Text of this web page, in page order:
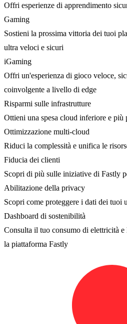
Offri esperienze di apprendimento
Gaming
Sostieni la prossima vittoria dei tuoi
ultra veloci e sicuri
iGaming
Offri un'esperienza di gioco veloce,
coinvolgente a livello di edge
Risparmi sulle infrastrutture
Ottieni una spesa cloud inferiore e più
Ottimizzazione multi-cloud
Riduci la complessità e unifica le
Fiducia dei clienti
Scopri di più sulle iniziative di Fastly
Abilitazione della privacy
Scopri come proteggere i dati dei tuoi
Dashboard di sostenibilità
Consulta il tuo consumo di elettricità e
la piattaforma Fastly